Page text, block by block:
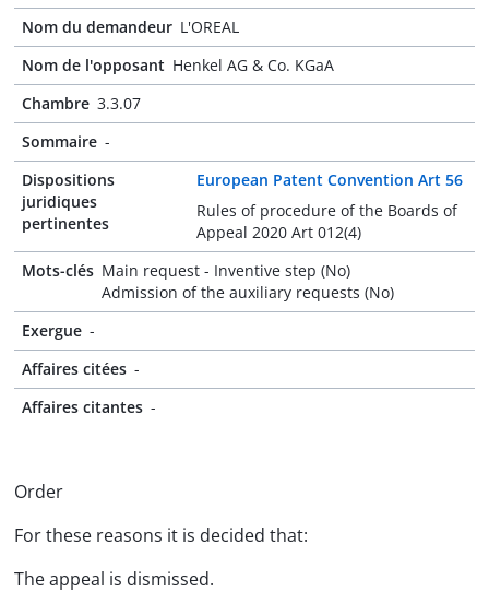
Nom du demandeur L'OREAL
Nom de l'opposant Henkel AG & Co. KGaA
Chambre 3.3.07
Sommaire -
Dispositions
juridiques
pertinentes
European Patent Convention Art 56
Rules of procedure of the Boards of
Appeal 2020 Art 012(4)
Mots-clés Main request - Inventive step (No)
Admission of the auxiliary requests (No)
Exergue -
Affaires citées -
Affaires citantes -
Order
For these reasons it is decided that:
The appeal is dismissed.